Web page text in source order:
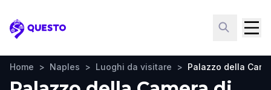
Questo
Home > Naples > Luoghi da visitare > Palazzo della